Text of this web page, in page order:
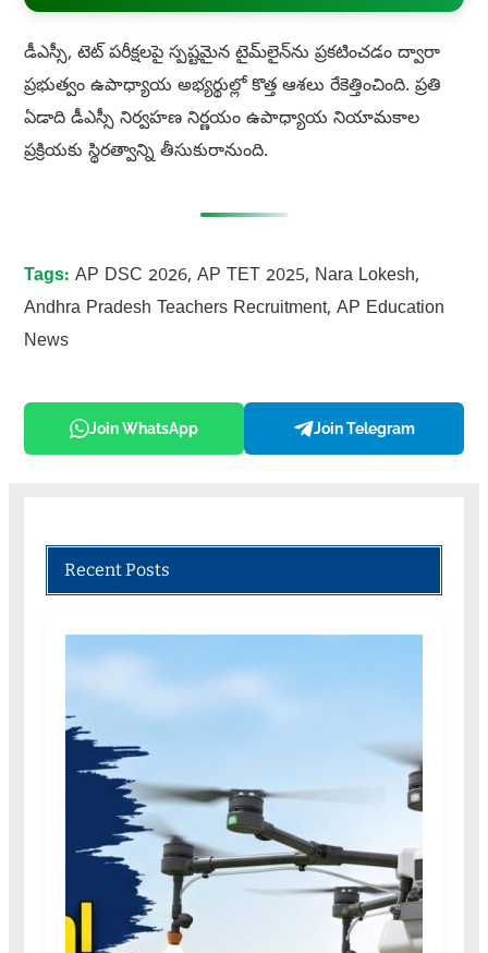
డీఎస్సీ, టెట్‌ పరీక్షలపై స్పష్టమైన టైమ్‌లైన్‌ను ప్రకటించడం ద్వారా
ప్రభుత్వం ఉపాధ్యాయ అభ్యర్థుల్లో కొత్త ఆశలు రేకెత్తించింది. ప్రతి
ఏడాది డీఎస్సీ నిర్వహణ నిర్ణయం ఉపాధ్యాయ నియామకాల
ప్రక్రియకు స్థిరత్వాన్ని తీసుకురానుంది.
Tags: AP DSC 2026, AP TET 2025, Nara Lokesh,
Andhra Pradesh Teachers Recruitment, AP Education
News
Join WhatsApp Join Telegram
Recent Posts